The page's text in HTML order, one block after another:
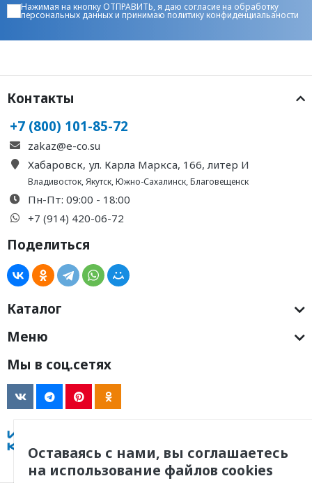
Нажимая на кнопку ОТПРАВИТЬ, я даю согласие на обработку
персональных данныхи принимаюполитику конфиденциальаности
Контакты
+7 (800) 101-85-72
zakaz@e-co.su
Хабаровск, ул. Карла Маркса, 166, литер И
Владивосток,Якутск,Южно-Сахалинск,Благовещенск
Пн-Пт: 09:00 - 18:00
+7 (914) 420-06-72
Поделиться
Каталог
Меню
Мы в соц.сетях
Оставаясь с нами, вы соглашаетесь
на использование файлов cookies